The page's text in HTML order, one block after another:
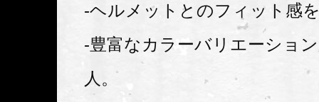
-ヘルメットとのフィット感
-豊富なカラーバリエーショ
人。